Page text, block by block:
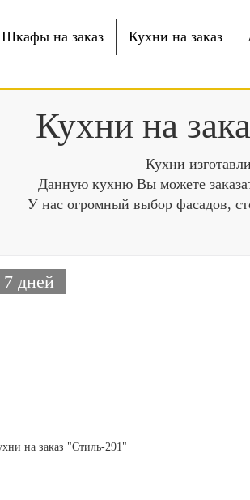
Шкафы на заказ Кухни на заказ
Кухни на
Кухни
Данную кухню Вы можете
У нас огромный выбор фасадов,
дней